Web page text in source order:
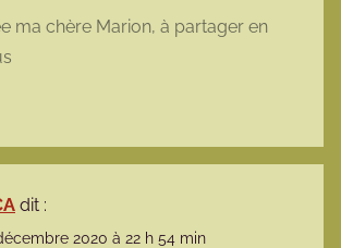
ma chère Marion, à partager en
dit :
2020 à 22 h 54 min